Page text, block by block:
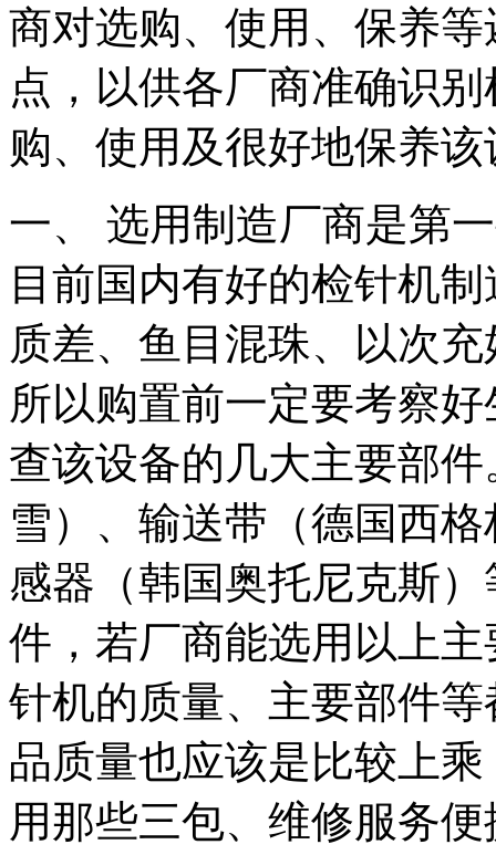
商对选购、使用、保养
点，以供各厂商准确识
购、使用及很好地保养
一、 选用制造厂商是第
目前国内有好的检针机
质差、鱼目混珠、以次
所以购置前一定要考察
查该设备的几大主要部
雪）、输送带（德国西
感器（韩国奥托尼克斯
件，若厂商能选用以上
针机的质量、主要部件
品质量也应该是比较上
用那些三包、维修服务